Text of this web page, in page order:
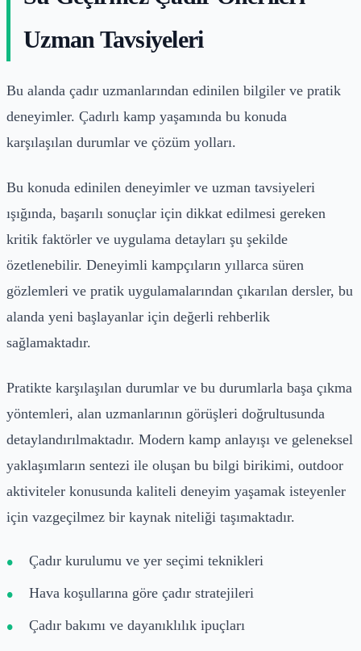
Uzman Tavsiyeleri
Bu alanda çadır uzmanlarından edinilen bilgiler ve pratik
deneyimler. Çadırlı kamp yaşamında bu konuda
karşılaşılan durumlar ve çözüm yolları.
Bu konuda edinilen deneyimler ve uzman tavsiyeleri
ışığında, başarılı sonuçlar için dikkat edilmesi gereken
kritik faktörler ve uygulama detayları şu şekilde
özetlenebilir. Deneyimli kampçıların yıllarca süren
gözlemleri ve pratik uygulamalarından çıkarılan dersler, bu
alanda yeni başlayanlar için değerli rehberlik
sağlamaktadır.
Pratikte karşılaşılan durumlar ve bu durumlarla başa çıkma
yöntemleri, alan uzmanlarının görüşleri doğrultusunda
detaylandırılmaktadır. Modern kamp anlayışı ve geleneksel
yaklaşımların sentezi ile oluşan bu bilgi birikimi, outdoor
aktiviteler konusunda kaliteli deneyim yaşamak isteyenler
için vazgeçilmez bir kaynak niteliği taşımaktadır.
Çadır kurulumu ve yer seçimi teknikleri
Hava koşullarına göre çadır stratejileri
Çadır bakımı ve dayanıklılık ipuçları